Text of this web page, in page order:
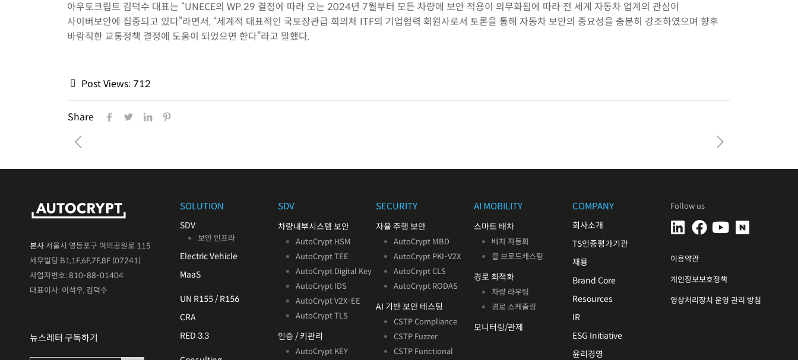
아우토크립트 김덕수 대표는 “UNECE의 WP.29 결정에 따라 오는 2024년 7월부터 모든 차량에 보안 적용이 의무화됨에 따라 전 세계 자동차 업계의 관심이
사이버보안에 집중되고 있다”라면서, “세계적 대표적인 국토장관급 회의체 ITF의 기업협력 회원사로서 토론을 통해 자동차 보안의 중요성을 충분히 강조하였으며 향후
바람직한 교통정책 결정에 도움이 되었으면 한다”라고 말했다.
Post Views: 712
Share
본사 서울시 영등포구 여의공원로 115
세우빌딩 B1,1F,6F,7F,8F (07241)
사업자번호: 810-88-01404
대표이사: 이석우, 김덕수
뉴스레터 구독하기
SOLUTION
SDV
보안 인프라
Electric Vehicle
MaaS
UN R155 / R156
CRA
RED 3.3
SDV
차량내부시스템 보안
AutoCrypt HSM
AutoCrypt TEE
AutoCrypt Digital Key
AutoCrypt IDS
AutoCrypt V2X-EE
AutoCrypt TLS
인증 / 키관리
AutoCrypt KEY
SECURITY
자율 주행 보안
AutoCrypt MBD
AutoCrypt PKI-V2X
AutoCrypt CLS
AutoCrypt RODAS
AI 기반보안 테스팅
CSTP Compliance
CSTP Fuzzer
CSTP Functional
AI MOBILITY
스마트 배차
배차 자동화
콜 브로드캐스팅
경로 최적화
차량 라우팅
경로 스케줄링
모니터링/관제
COMPANY
회사소개
TS인증평가기관
채용
Brand Core
Resources
IR
ESG Initiative
윤리경영
Follow us
이용약관
개인정보보호정책
영상처리장치 운영 관리 방침